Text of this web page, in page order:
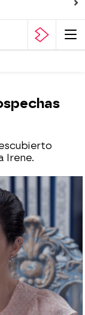
Irene.